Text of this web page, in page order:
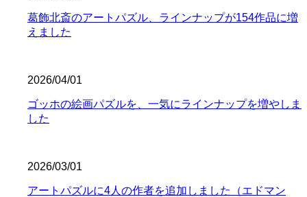
葛飾北斎のアートパズル、ラインナップが154作品に増
えました
2026/04/01
ゴッホの絵画パズルを、一気にラインナップを増やしま
した
2026/03/01
アートパズルに4人の作者を追加しました（エドマン